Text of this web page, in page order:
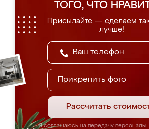
ТОГО, ЧТО
Присылайте — сделаем
лучше!
Прикрепить фото
Рассчитать
Я соглашаюсь на передачу